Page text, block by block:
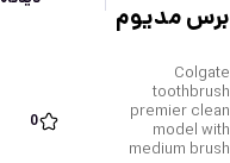
0
برس مدیوم
Colgate
toothbrush
premier clean
model with
medium brush